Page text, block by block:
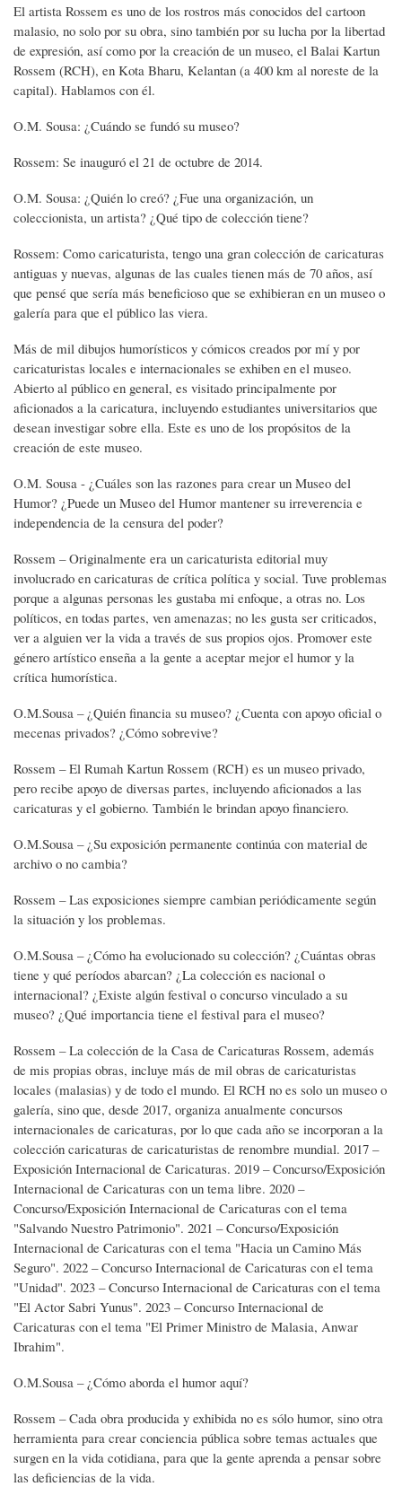
El artista Rossem es uno de los rostros más conocidos del cartoon
malasio, no solo por su obra, sino también por su lucha por la libertad
de expresión, así como por la creación de un museo, el Balai Kartun
Rossem (RCH), en Kota Bharu, Kelantan (a 400 km al noreste de la
capital). Hablamos con él.
O.M. Sousa: ¿Cuándo se fundó su museo?
Rossem: Se inauguró el 21 de octubre de 2014.
O.M. Sousa: ¿Quién lo creó? ¿Fue una organización, un
coleccionista, un artista? ¿Qué tipo de colección tiene?
Rossem: Como caricaturista, tengo una gran colección de caricaturas
antiguas y nuevas, algunas de las cuales tienen más de 70 años, así
que pensé que sería más beneficioso que se exhibieran en un museo o
galería para que el público las viera.
Más de mil dibujos humorísticos y cómicos creados por mí y por
caricaturistas locales e internacionales se exhiben en el museo.
Abierto al público en general, es visitado principalmente por
aficionados a la caricatura, incluyendo estudiantes universitarios que
desean investigar sobre ella. Este es uno de los propósitos de la
creación de este museo.
O.M. Sousa - ¿Cuáles son las razones para crear un Museo del
Humor? ¿Puede un Museo del Humor mantener su irreverencia e
independencia de la censura del poder?
Rossem – Originalmente era un caricaturista editorial muy
involucrado en caricaturas de crítica política y social. Tuve problemas
porque a algunas personas les gustaba mi enfoque, a otras no. Los
políticos, en todas partes, ven amenazas; no les gusta ser criticados,
ver a alguien ver la vida a través de sus propios ojos. Promover este
género artístico enseña a la gente a aceptar mejor el humor y la
crítica humorística.
O.M.Sousa – ¿Quién financia su museo? ¿Cuenta con apoyo oficial o
mecenas privados? ¿Cómo sobrevive?
Rossem – El Rumah Kartun Rossem (RCH) es un museo privado,
pero recibe apoyo de diversas partes, incluyendo aficionados a las
caricaturas y el gobierno. También le brindan apoyo financiero.
O.M.Sousa – ¿Su exposición permanente continúa con material de
archivo o no cambia?
Rossem – Las exposiciones siempre cambian periódicamente según
la situación y los problemas.
O.M.Sousa – ¿Cómo ha evolucionado su colección? ¿Cuántas obras
tiene y qué períodos abarcan? ¿La colección es nacional o
internacional? ¿Existe algún festival o concurso vinculado a su
museo? ¿Qué importancia tiene el festival para el museo?
Rossem – La colección de la Casa de Caricaturas Rossem, además
de mis propias obras, incluye más de mil obras de caricaturistas
locales (malasias) y de todo el mundo. El RCH no es solo un museo o
galería, sino que, desde 2017, organiza anualmente concursos
internacionales de caricaturas, por lo que cada año se incorporan a la
colección caricaturas de caricaturistas de renombre mundial. 2017 –
Exposición Internacional de Caricaturas. 2019 – Concurso/Exposición
Internacional de Caricaturas con un tema libre. 2020 –
Concurso/Exposición Internacional de Caricaturas con el tema
"Salvando Nuestro Patrimonio". 2021 – Concurso/Exposición
Internacional de Caricaturas con el tema "Hacia un Camino Más
Seguro". 2022 – Concurso Internacional de Caricaturas con el tema
"Unidad". 2023 – Concurso Internacional de Caricaturas con el tema
"El Actor Sabri Yunus". 2023 – Concurso Internacional de
Caricaturas con el tema "El Primer Ministro de Malasia, Anwar
Ibrahim".
O.M.Sousa – ¿Cómo aborda el humor aquí?
Rossem – Cada obra producida y exhibida no es sólo humor, sino otra
herramienta para crear conciencia pública sobre temas actuales que
surgen en la vida cotidiana, para que la gente aprenda a pensar sobre
las deficiencias de la vida.